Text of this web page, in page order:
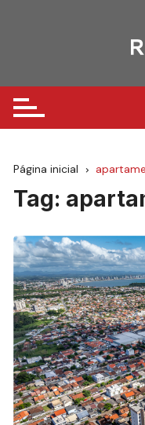
Página inicial
Tag: